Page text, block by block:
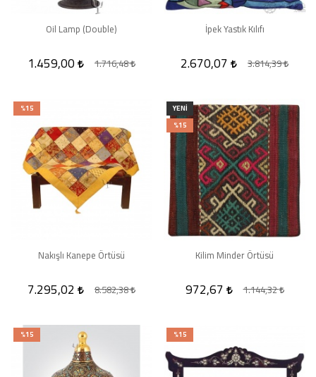
Oil Lamp (Double)
1.459,00 1.716,48
İpek Yastık Kılıfı
2.670,07 3.814,39
Nakışlı Kanepe Örtüsü
%15
7.295,02 8.582,38
Kilim Minder Örtüsü
YENI
%15
972,67 1.144,32
%15 %15